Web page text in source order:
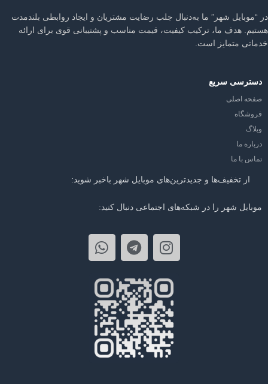
در “موبایل شهر” ما به‌دنبال جلب رضایت مشتریان و ایجاد روابطی بلندمدت
هستیم. هدف ما، ترکیب کیفیت، قیمت مناسب و پشتیبانی قوی برای ارائه
خدماتی متمایز است.
دسترسی سریع
صفحه اصلی
فروشگاه
وبلاگ
درباره ما
تماس با ما
از تخفیف‌ها و جدیدترین‌های موبایل شهر باخبر شوید:
موبایل شهر را در شبکه‌های اجتماعی دنبال کنید: